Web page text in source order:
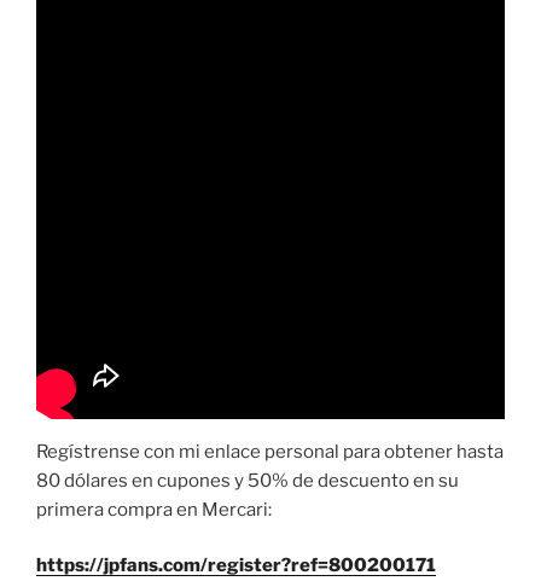
Regístrense con mi enlace personal para obtener hasta
80 dólares en cupones y 50% de descuento en su
primera compra en Mercari:
https://jpfans.com/register?ref=800200171